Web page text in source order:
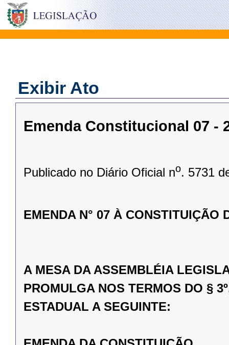
Exibir Ato
Emenda Constitucional 07 -
Publicado no Diário Oficial no. 5731
EMENDA N° 07 À CONSTITUIÇÃO
A MESA DA ASSEMBLÉIA
PROMULGA NOS TERMOS DO §
ESTADUAL A SEGUINTE: